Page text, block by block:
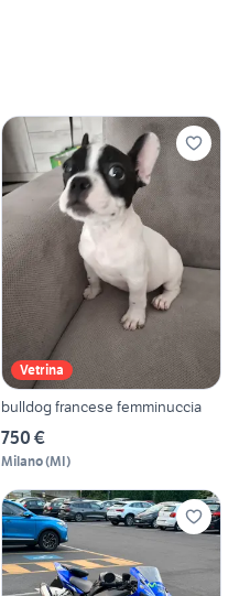
Vetrina
bulldog francese femminuccia
750 €
Milano(MI)